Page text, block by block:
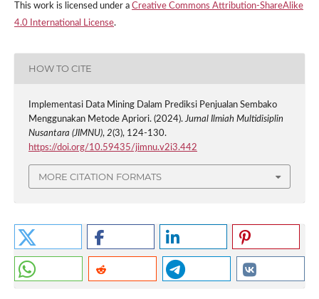
This work is licensed under a Creative Commons Attribution-ShareAlike
4.0 International License.
HOW TO CITE
Implementasi Data Mining Dalam Prediksi Penjualan Sembako
Menggunakan Metode Apriori. (2024).Jurnal Ilmiah Multidisiplin
Nusantara (JIMNU), 2(3), 124-130.
https://doi.org/10.59435/jimnu.v2i3.442
MORE CITATION FORMATS